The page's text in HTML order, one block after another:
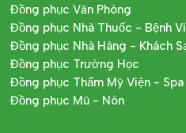
Đồng phục Văn Phòng
Đồng phục Nhà Thuốc - Bệnh
Đồng phục Nhà Hàng - Khách
Đồng phục Trường Học
Đồng phục Thẩm Mỹ Viện - Spa
Đồng phục Mũ - Nón